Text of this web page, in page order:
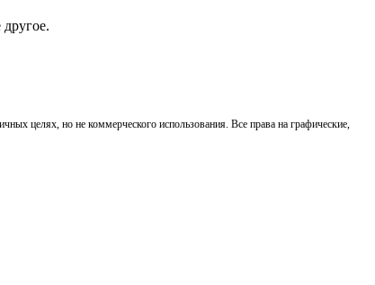
целях, но не коммерческого использования. Все права на графические,